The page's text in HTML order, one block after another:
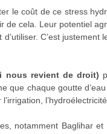
le coût de ce stress
de cela. Leur potentiel
C’est justement
nous revient de droit)
que chaque goutte
notamment Baglihar